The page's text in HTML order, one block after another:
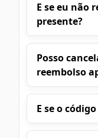
E se eu não
presente?
Posso
reembolso
E se o